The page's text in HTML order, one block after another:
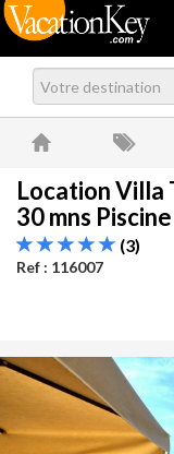
Location Villa
30 mns
(3)
Ref : 116007